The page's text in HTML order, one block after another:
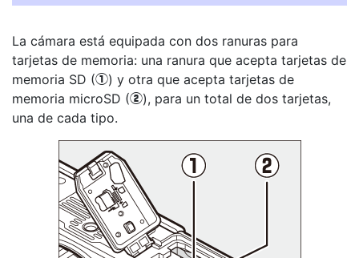
La cámara está equipada con dos ranuras para
tarjetas de memoria: una ranura que acepta tarjetas de
memoria SD (q) y otra que acepta tarjetas de
memoria microSD (w), para un total de dos tarjetas,
una de cada tipo.